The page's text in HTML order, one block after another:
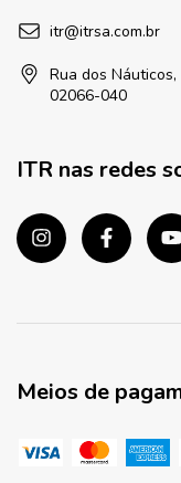
itr@itrsa.com.br
Rua dos
02066-040
ITR nas redes
Meios de